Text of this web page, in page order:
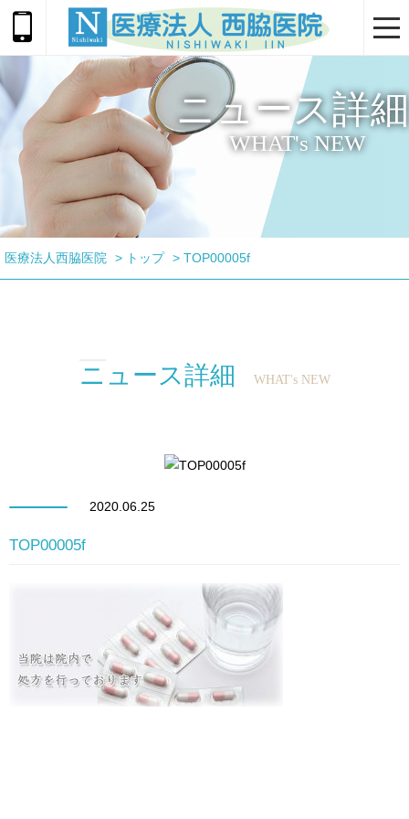
ニュース詳細
WHAT's NEW
医療法人西脇医院 > トップ > TOP00005f
ニュース詳細 WHAT's NEW
2020.06.25
TOP00005f